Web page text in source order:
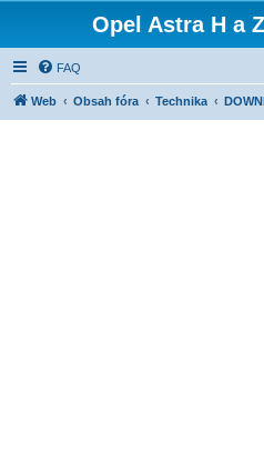
Opel Astra H a
FAQ
Web Obsah fóra Technika